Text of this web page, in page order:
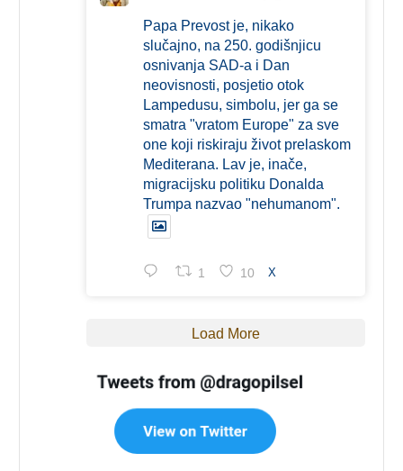
Papa Prevost je, nikako
slučajno, na 250. godišnjicu
osnivanja SAD-a i Dan
neovisnosti, posjetio otok
Lampedusu, simbolu, jer ga se
smatra "vratom Europe" za sve
one koji riskiraju život prelaskom
Mediterana. Lav je, inače,
migracijsku politiku Donalda
Trumpa nazvao "nehumanom".
1 10 X
Load More